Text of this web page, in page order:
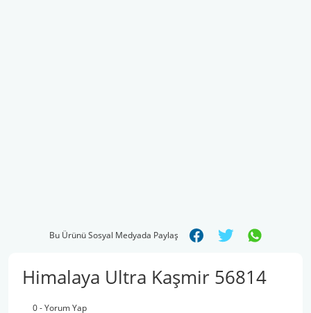
Bu Ürünü Sosyal Medyada Paylaş
Himalaya Ultra Kaşmir 56814
0 - Yorum Yap